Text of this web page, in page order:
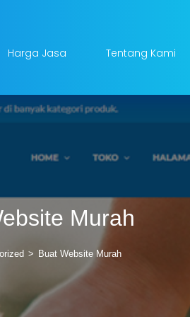
Harga Jasa Tentang Kami
Murah
> Buat Website Murah